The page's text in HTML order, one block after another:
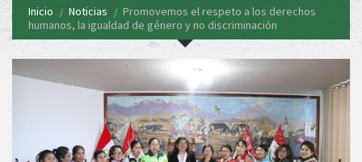
Inicio Noticias
Promovemos el respeto a los derechos
humanos, la igualdad de género y no discriminación